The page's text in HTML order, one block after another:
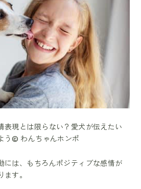
表現とは限らない？愛犬が伝えたい
う© わんちゃんホンポ
には、もちろんポジティブな感情が
す。